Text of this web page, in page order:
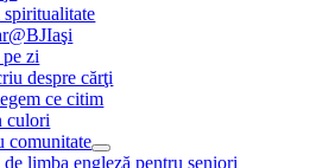
spiritualitate
zi
despre cărţi
ce citim
culori
comunitate
limba engleză pentru seniori